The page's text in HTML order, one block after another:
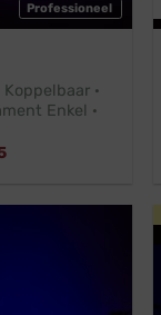
Professioneel
·
Enkel ·